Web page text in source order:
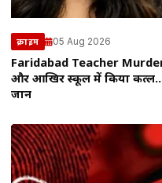
क्राइम 05 Aug 2026
Faridabad Teacher
और आखिर स्कूल में किया
जान